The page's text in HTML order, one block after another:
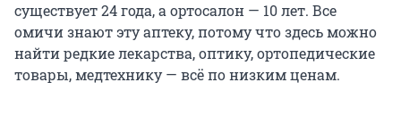
существует 24 года, а ортосалон — 10 лет. Все
омичи знают эту аптеку, потому что здесь можно
найти редкие лекарства, оптику, ортопедические
товары, медтехнику — всё по низким ценам.